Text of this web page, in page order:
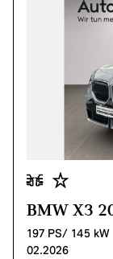
BMW X3
197 PS/ 145 kW
02.2026